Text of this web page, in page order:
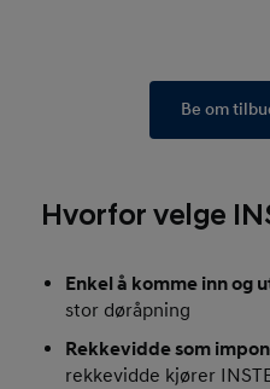
Be om
Hvorfor velge
Enkel å komme inn og
stor døråpning
Rekkevidde som
rekkevidde kjører